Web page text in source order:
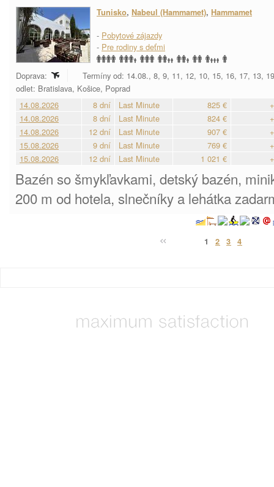
Tunisko, Nabeul (Hammamet), Hammamet
- Pobytové zájazdy
- Pre rodiny s deťmi
Doprava:
Termíny od: 14.08., 8, 9, 11, 12, 10, 15, 16, 17, 13,
odlet: Bratislava, Košice, Poprad
14.08.2026
8 dní Last Minute 825 €
14.08.2026
8 dní Last Minute 824 €
14.08.2026
12 dní Last Minute 907 €
15.08.2026
9 dní Last Minute 769 €
15.08.2026
12 dní Last Minute 1 021 €
Bazén so šmykľavkami, detský bazén,
200 m od hotela, slnečníky a lehátka
1 2 3 4